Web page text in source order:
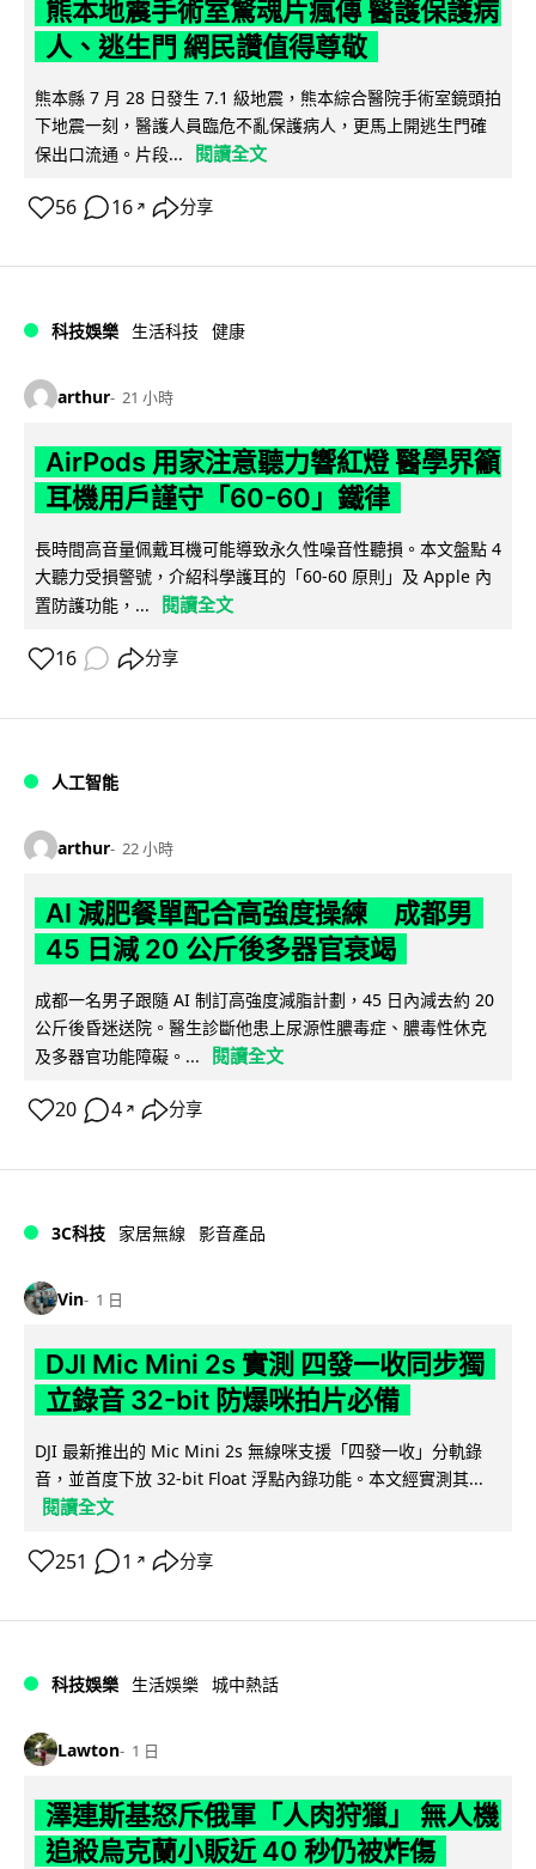
熊本地震手術室驚魂片瘋傳 醫護保護病
人、逃生門 網民讚值得尊敬
熊本縣 7 月 28 日發生 7.1 級地震，熊本綜合醫院手術室鏡頭拍
下地震一刻，醫護人員臨危不亂保護病人，更馬上開逃生門確
保出口流通。片段...
閱讀全文
56 16 ↗ 分享
科技娛樂 生活科技 健康
arthur 21 小時
AirPods 用家注意聽力響紅燈 醫學界籲
耳機用戶謹守「60-60」鐵律
長時間高音量佩戴耳機可能導致永久性噪音性聽損。本文盤點 4
大聽力受損警號，介紹科學護耳的「60-60 原則」及 Apple 內
置防護功能，...
閱讀全文
16 分享
人工智能
arthur 22 小時
AI 減肥餐單配合高強度操練 成都男
45 日減 20 公斤後多器官衰竭
成都一名男子跟隨 AI 制訂高強度減脂計劃，45 日內減去約 20
公斤後昏迷送院。醫生診斷他患上尿源性膿毒症、膿毒性休克
及多器官功能障礙。...
閱讀全文
20 4 ↗ 分享
3C科技 家居無線 影音產品
Vin 1 日
DJI Mic Mini 2s 實測 四發一收同步獨
立錄音 32-bit 防爆咪拍片必備
DJI 最新推出的 Mic Mini 2s 無線咪支援「四發一收」分軌錄
音，並首度下放 32-bit Float 浮點內錄功能。本文經實測其...
閱讀全文
251 1 ↗ 分享
科技娛樂 生活娛樂 城中熱話
Lawton 1 日
澤連斯基怒斥俄軍「人肉狩獵」 無人機
追殺烏克蘭小販近 40 秒仍被炸傷